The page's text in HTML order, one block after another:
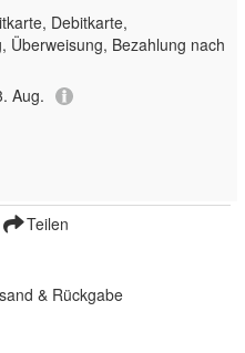
Debitkarte,
Überweisung, Bezahlung nach
Aug.
Teilen
& Rückgabe